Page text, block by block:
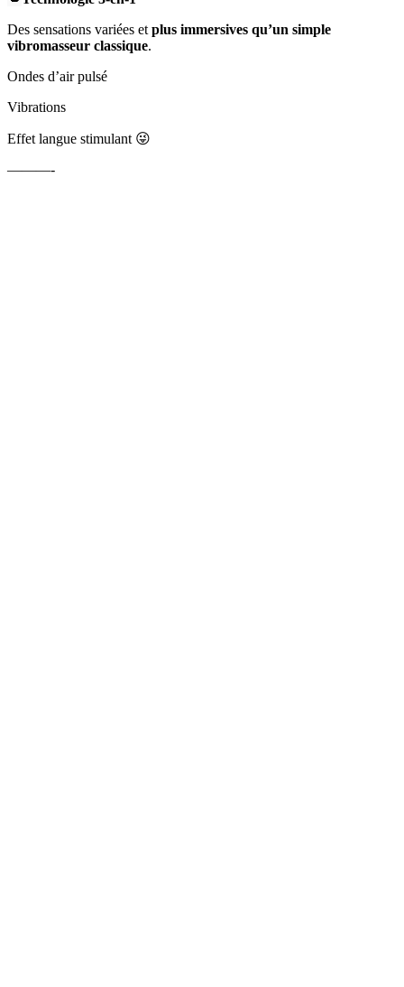
Des sensations variées et plus immersives qu’un simple
vibromasseur classique.
Ondes d’air pulsé
Vibrations
Effet langue stimulant 😜
———-